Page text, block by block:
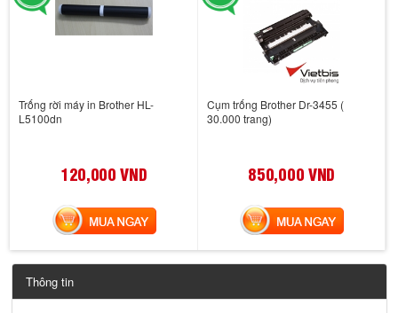
Trống rời máy in Brother HL-
L5100dn
120,000 VND
MUA NGAY
Cụm trống Brother Dr-3455 (
30.000 trang)
850,000 VND
MUA NGAY
Thông tin